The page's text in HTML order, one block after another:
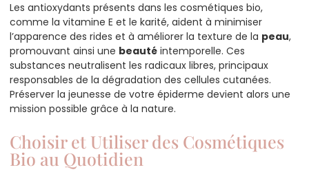
Les antioxydants présents dans les cosmétiques bio,
comme la vitamine E et le karité, aident à minimiser
l’apparence des rides et à améliorer la texture de la peau,
promouvant ainsi une beauté intemporelle. Ces
substances neutralisent les radicaux libres, principaux
responsables de la dégradation des cellules cutanées.
Préserver la jeunesse de votre épiderme devient alors une
mission possible grâce à la nature.
Choisir et Utiliser des Cosmétiques
Bio au Quotidien